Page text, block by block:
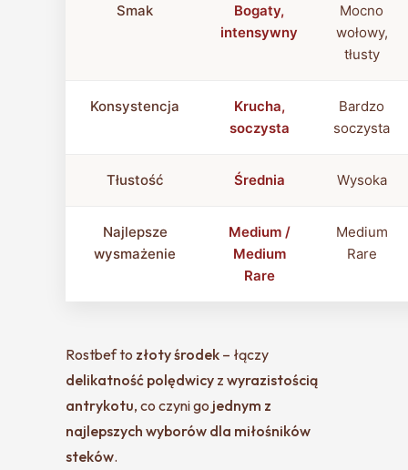
Smak
Bogaty,
intensywny
Mocno
wołowy,
tłusty
Konsystencja
Krucha,
soczysta
Bardzo
soczysta
Tłustość Średnia Wysoka
Najlepsze
wysmażenie
Medium /
Medium
Rare
Medium
Rare
Rostbef to złoty środek – łączy
delikatność polędwicy z wyrazistością
antrykotu, co czyni go jednym z
najlepszych wyborów dla miłośników
steków.